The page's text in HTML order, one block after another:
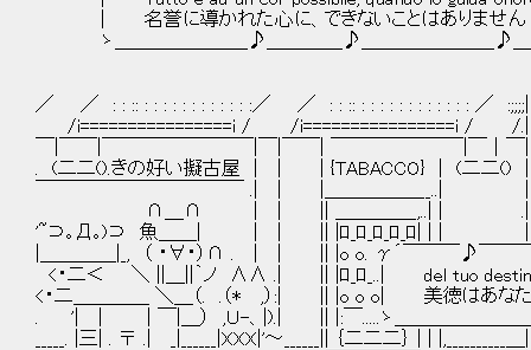
| 名誉に導かれた心に、できないことはありま
ゝ＿＿＿＿＿＿＿♪＿＿＿＿♪＿＿＿＿＿＿＿♪＿
／ ／ : : :: : : : : : : : : : : : :／ ／ : : :: : : : : : : : : : : : : ／
/i================i / /i================i / /
. (二二().きの好い擬古屋 | | | {TABACCO} | (二二
∩＿∩ | | || ＿＿＿＿_,..| | .|::...| | |
'~⊃｡Д｡)⊃ 魚＿＿| | | || |ﾛ_ﾛ_ﾛ_ﾛ_ﾛ| | |
|＿＿＿＿|_, （ ・∀・）∩ . | | || |o o. γ´￣￣￣♪￣￣￣
<・二＜ ＼ ||＿||｀ノ ∧∧ .| || |ﾛ_ﾛ_..| del tuo
<・二＿＿＿＿ ＼＿（. .（* ,）:| || |o o o| 美徳はあなたを
. '| | | ￣|＿） ,Ｕ-、|).| || |:￣.....ゝ＿＿＿＿＿＿＿＿
_____. |三| . 〒 .| _|______|XXX|'～______|| ｛二二二｝ | | |,__________＿